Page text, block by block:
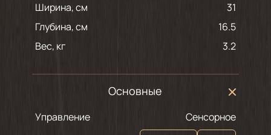
Ширина, см
31
Глубина, см
16.5
Вес, кг
3.2
Основные
Управление
Сенсорное